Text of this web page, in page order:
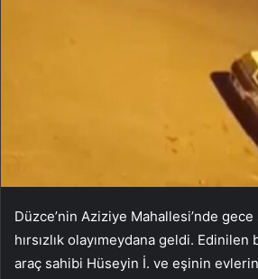
Düzce’nin Aziziye Mahallesi’nde
hırsızlık olayımeydana geldi.
araç sahibi Hüseyin İ. ve eşinin